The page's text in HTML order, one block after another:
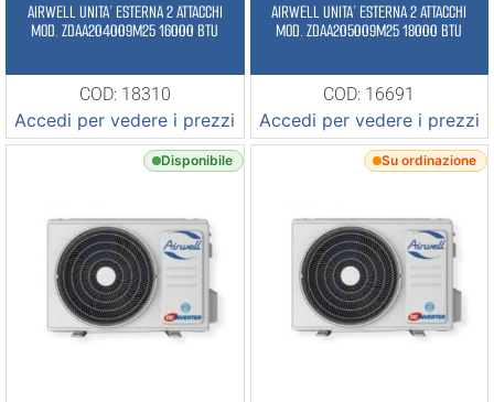
AIRWELL UNITA’ ESTERNA 2 ATTACCHI
MOD. ZDAA204009M25 16000 BTU
COD: 18310
Accedi per vedere i prezzi
AIRWELL UNITA’ ESTERNA 2 ATTACCHI
MOD. ZDAA205009M25 18000 BTU
COD: 16691
Accedi per vedere i prezzi
Disponibile Su ordinazione